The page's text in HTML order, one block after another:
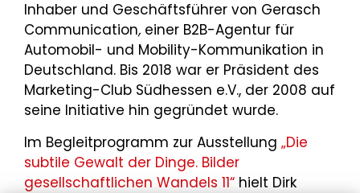
Inhaber und Geschäftsführer von Gerasch
Communication, einer B2B-Agentur für
Automobil- und Mobility-Kommunikation in
Deutschland. Bis 2018 war er Präsident des
Marketing-Club Südhessen e.V., der 2008 auf
seine Initiative hin gegründet wurde.
Im Begleitprogramm zur Ausstellung „Die
subtile Gewalt der Dinge. Bilder
gesellschaftlichen Wandels 11“ hielt Dirk